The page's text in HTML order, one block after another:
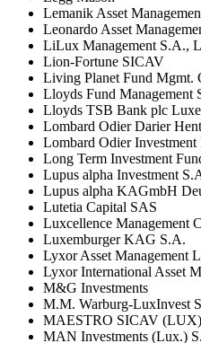
Lemanik Asset
Leonardo Asset
LiLux Management S.A.,
Lion-Fortune SICAV
Living Planet Fund Mgmt.
Lloyds Fund Management
Lloyds TSB Bank plc
Lombard Odier Darier
Lombard Odier Investment
Long Term Investment
Lupus alpha Investment
Lupus alpha KAGmbH
Lutetia Capital SAS
Luxcellence Management
Luxemburger KAG S.A.
Lyxor Asset Management
Lyxor International Asset
M&G Investments
M.M. Warburg-LuxInvest
MAESTRO SICAV (LUX)
MAN Investments (Lux.)